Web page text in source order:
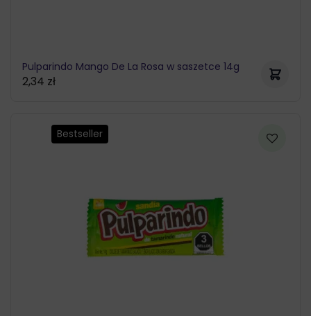
Pulparindo Mango De La Rosa w saszetce 14g
2,34 zł
Bestseller